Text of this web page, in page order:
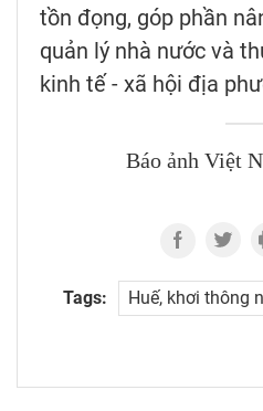
tồn đọng, góp phần
quản lý nhà nước và
kinh tế - xã hội địa
Báo ảnh Việt
Tags: Huế, khơi thông